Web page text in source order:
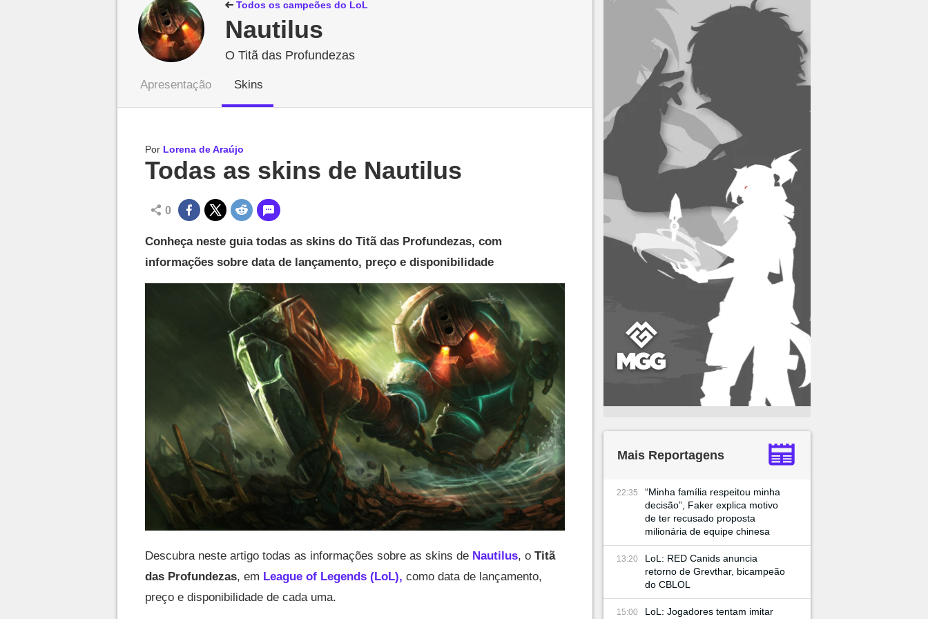
Millenium Todos os campeões do LoL
Nautilus
O Titã das Profundezas
Apresentação Skins
Por Lorena de Araújo
Todas as skins de Nautilus
0
Conheça neste guia todas as skins do Titã das Profundezas, com
informações sobre data de lançamento, preço e disponibilidade
Descubra neste artigo todas as informações sobre as skins de Nautilus, o Titã
das Profundezas, em League of Legends (LoL), como data de lançamento,
preço e disponibilidade de cada uma.
Mais Reportagens
22:35
“Minha família respeitou minha
decisão”, Faker explica motivo
de ter recusado proposta
milionária de equipe chinesa
13:20
LoL: RED Canids anuncia
retorno de Grevthar, bicampeão
do CBLOL
15:00
LoL: Jogadores tentam imitar